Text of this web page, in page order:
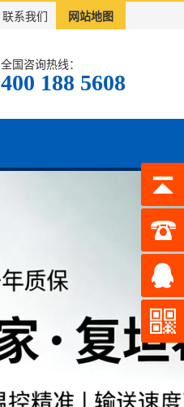
联系我们 网站地图
全国咨询热线：
400 188 5608